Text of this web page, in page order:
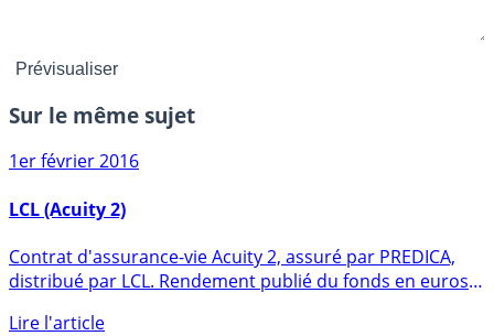
Sur le même sujet
1er février 2016
LCL (Acuity 2)
distribué par LCL. Rendement publié du fonds en euros